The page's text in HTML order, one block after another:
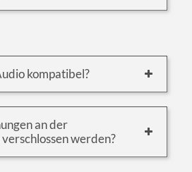
kompatibel?
an der
werden?